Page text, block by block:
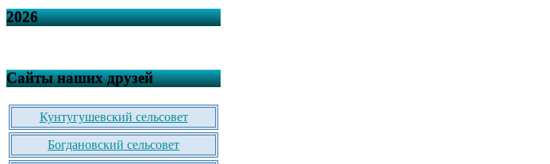
2026
Сайты наших друзей
Кунтугушевский сельсовет
Богдановский сельсовет